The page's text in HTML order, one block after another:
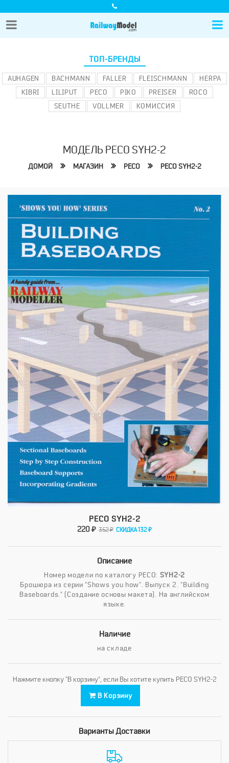
ТОП-БРЕНДЫ
AUHAGEN BACHMANN FALLER FLEISCHMANN
HERPA
KIBRI
LILIPUT PECO PIKO PREISER
ROCO
SEUTHE
VOLLMER КОМИССИЯ
МОДЕЛЬ PECO SYH2-2
ДОМОЙ МАГАЗИН PECO PECO SYH2-2
PECO SYH2-2
220 ₽ 352 ₽ СКИДКА 132 ₽
Описание
Номер модели по каталогу PECO: SYH2-2
Брошюра из серии "Shows you how". Выпуск 2. "Building
Baseboards." (Создание основы макета). На английском
языке.
Наличие
на складе
Нажмите кнопку "В корзину", если Вы хотите купить PECO SYH2-2
В Корзину
Варианты Доставки